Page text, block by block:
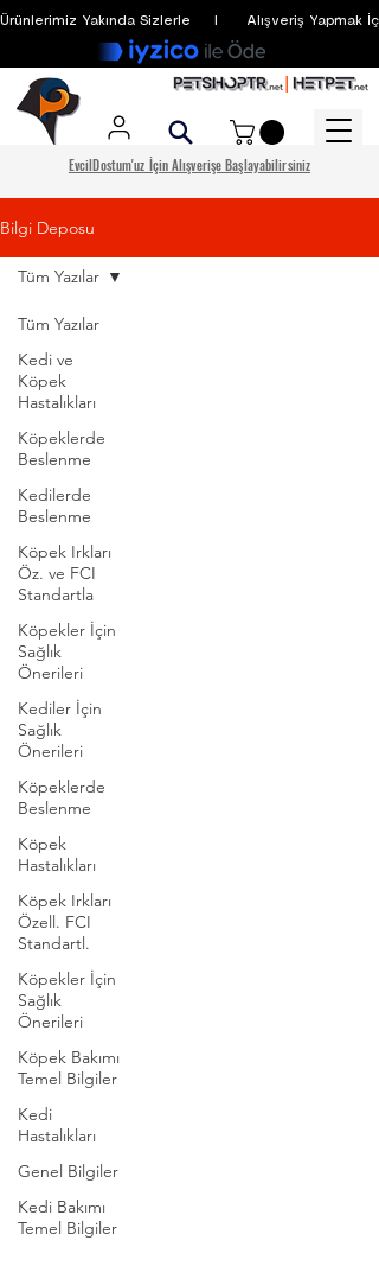
Ürünlerimiz Yakında Sizlerle     I      Alışveriş
EvcilDostum'uz İçin Alışverişe Başlayabilirsiniz
Bilgi Deposu
Tüm Yazılar
Kedi ve
Köpek
Hastalıkları
Köpeklerde
Beslenme
Kedilerde
Beslenme
Köpek Irkları
Öz. ve FCI
Standartla
Köpekler İçin
Sağlık
Önerileri
Kediler İçin
Sağlık
Önerileri
Köpeklerde
Beslenme
Köpek
Hastalıkları
Köpek Irkları
Özell. FCI
Standartl.
Köpekler İçin
Sağlık
Önerileri
Köpek Bakımı
Temel Bilgiler
Kedi
Hastalıkları
Genel Bilgiler
Kedi Bakımı
Temel Bilgiler
Tüm Yazılar